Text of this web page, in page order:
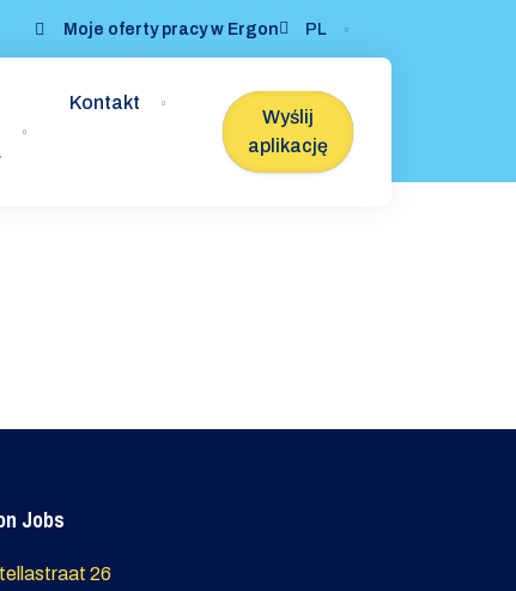
Moje oferty pracy w Ergon PL
Kontakt
Wyślij
aplikację
Jobs
26